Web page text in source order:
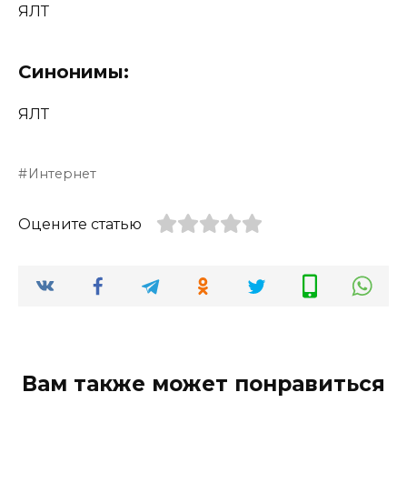
ЯЛТ
Синонимы:
ЯЛТ
Интернет
Оцените статью
Вам также может понравиться